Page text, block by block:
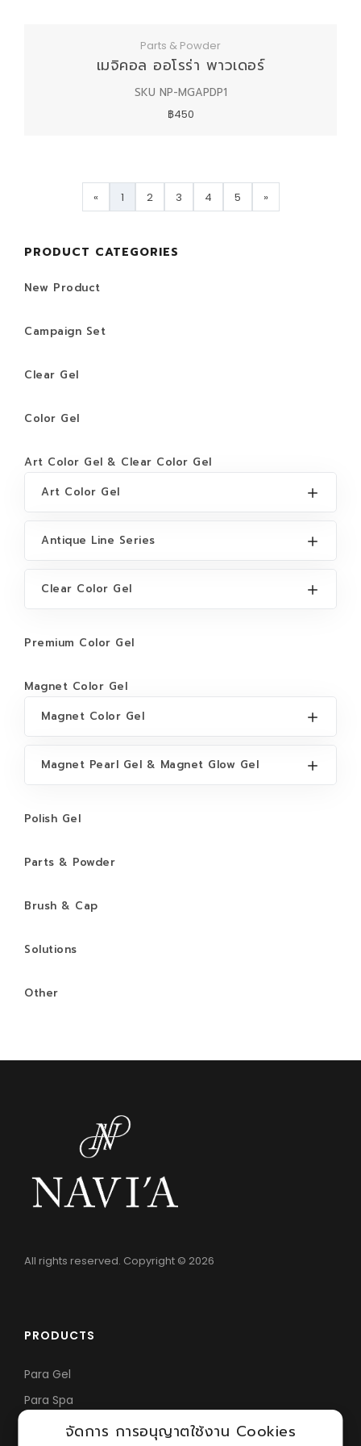
Parts & Powder
เมจิคอล ออโรร่า พาวเดอร์
SKU NP-MGAPDP1
฿450
« 1 2 3 4 5 »
PRODUCT CATEGORIES
New Product
Campaign Set
Clear Gel
Color Gel
Art Color Gel & Clear Color Gel
Art Color Gel
Antique Line Series
Clear Color Gel
Premium Color Gel
Magnet Color Gel
Magnet Color Gel
Magnet Pearl Gel & Magnet Glow Gel
Polish Gel
Parts & Powder
Brush & Cap
Solutions
Other
All rights reserved. Copyright © 2026
PRODUCTS
Para Gel
Para Spa
Nail Parfaitจัดการ การอนุญาตใช้งาน Cookies